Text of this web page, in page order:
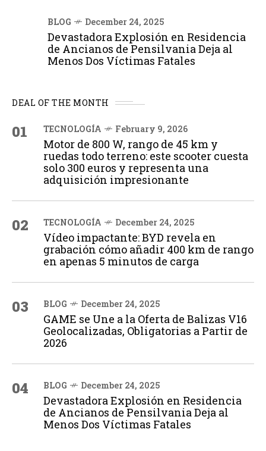
BLOG December 24, 2025
Devastadora Explosión en Residencia
de Ancianos de Pensilvania Deja al
Menos Dos Víctimas Fatales
DEAL OF THE MONTH
01 TECNOLOGÍA February 9, 2026
Motor de 800 W, rango de 45 km y
ruedas todo terreno: este scooter cuesta
solo 300 euros y representa una
adquisición impresionante
02 TECNOLOGÍA December 24, 2025
Vídeo impactante: BYD revela en
grabación cómo añadir 400 km de rango
en apenas 5 minutos de carga
03 BLOG December 24, 2025
GAME se Une a la Oferta de Balizas V16
Geolocalizadas, Obligatorias a Partir de
2026
04 BLOG December 24, 2025
Devastadora Explosión en Residencia
de Ancianos de Pensilvania Deja al
Menos Dos Víctimas Fatales